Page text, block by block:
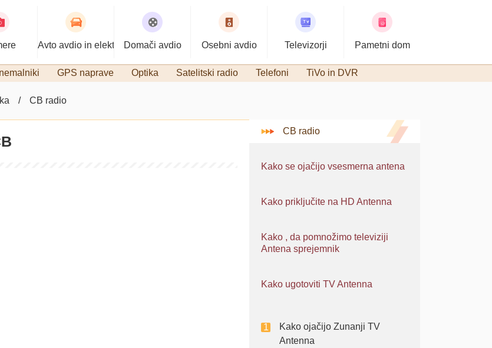
Avto avdio in elektronikaDomači avdio Osebni avdio Televizorji Pametni dom
GPS naprave Optika Satelitski radio Telefoni TiVo in DVR
CB radio
CB radio
Kako se ojačijo vsesmerna antena
Kako priključite na HD Antenna
Kako , da pomnožimo televiziji
Antena sprejemnik
Kako ugotoviti TV Antenna
Kako ojačijo Zunanji TV
Antenna